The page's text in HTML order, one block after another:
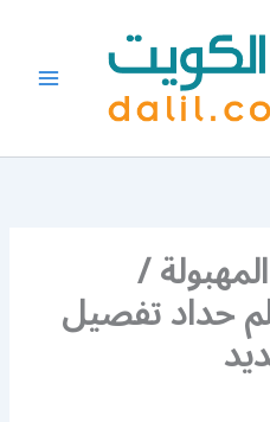
/
/ معلم حداد تفصيل